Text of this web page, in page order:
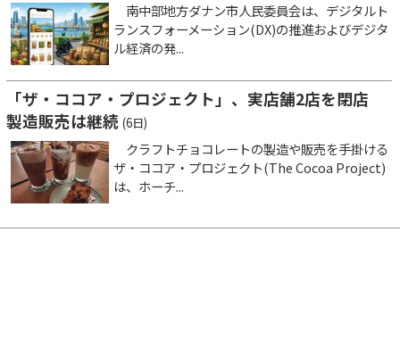
南中部地方ダナン市人民委員会は、デジタルト
ランスフォーメーション(DX)の推進およびデジタ
ル経済の発...
「ザ・ココア・プロジェクト」、実店舗2店を閉店
製造販売は継続 (6日)
クラフトチョコレートの製造や販売を手掛ける
ザ・ココア・プロジェクト(The Cocoa Project)
は、ホーチ...